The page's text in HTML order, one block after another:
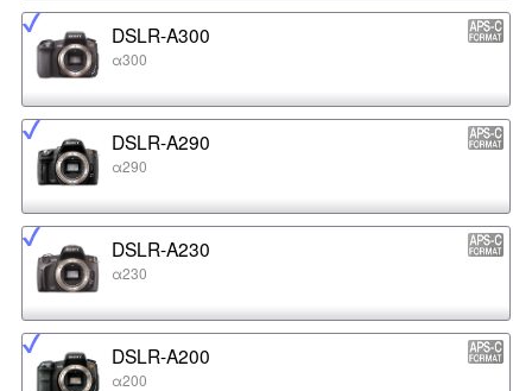
DSLR-A300
α300
DSLR-A290
α290
DSLR-A230
α230
DSLR-A200
α200